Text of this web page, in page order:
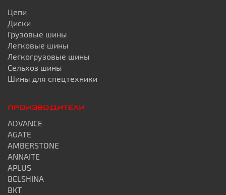
Цепи
Диски
Грузовые шины
Легковые шины
Легкогрузовые шины
Сельхоз шины
Шины для спецтехники
ПРОИЗВОДИТЕЛИ
ADVANCE
AGATE
AMBERSTONE
ANNAITE
APLUS
BELSHINA
BKT